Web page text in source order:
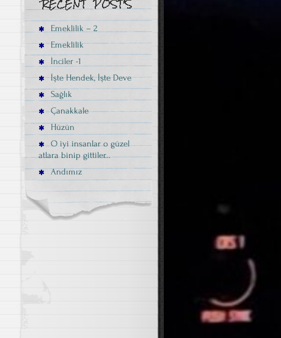
Emeklilik – 2
Emeklilik
İnciler -1
İşte Hendek, İşte Deve
Sağlık
Çanakkale
Hüzün
O iyi insanlar o güzel
atlara binip gittiler…
Andımız